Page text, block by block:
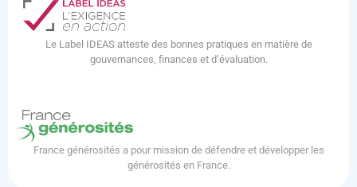
Le Label IDEAS atteste des bonnes pratiques en matière de
gouvernances, finances et d’évaluation.
France générosités a pour mission de défendre et développer les
générosités en France.